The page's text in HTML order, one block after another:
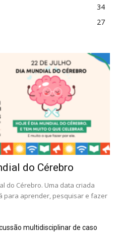
34
27
do Cérebro
do Cérebro. Uma data criada
para aprender, pesquisar e fazer
multidisciplinar de caso